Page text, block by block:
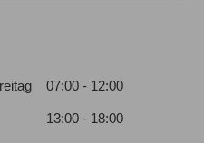
07:00 - 12:00
13:00 - 18:00